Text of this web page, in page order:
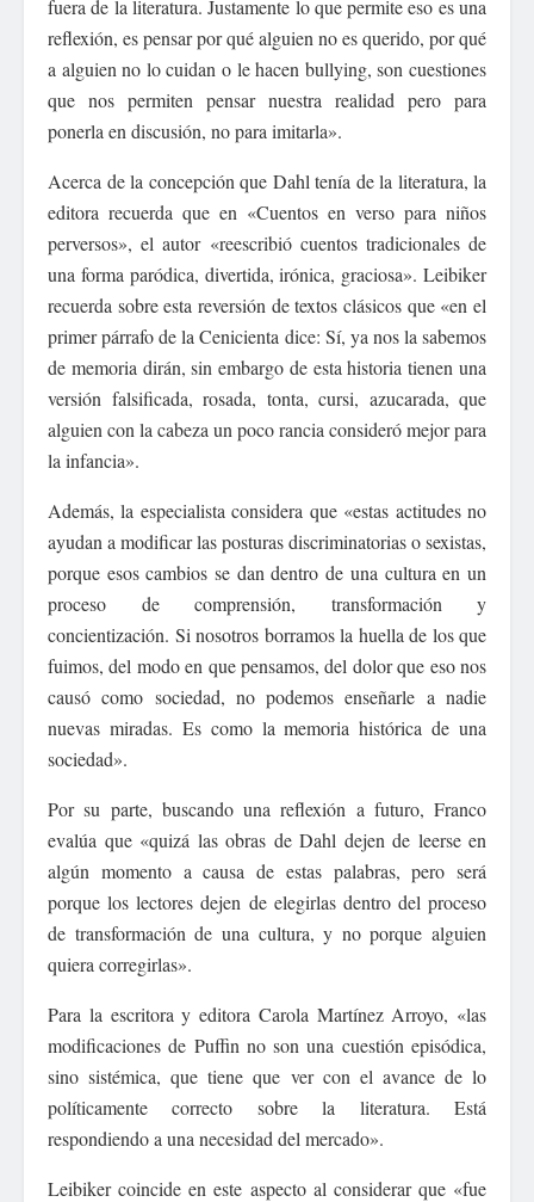
fuera de la literatura. Justamente lo que permite eso es una
reflexión, es pensar por qué alguien no es querido, por qué
a alguien no lo cuidan o le hacen bullying, son cuestiones
que nos permiten pensar nuestra realidad pero para
ponerla en discusión, no para imitarla».
Acerca de la concepción que Dahl tenía de la literatura, la
editora recuerda que en «Cuentos en verso para niños
perversos», el autor «reescribió cuentos tradicionales de
una forma paródica, divertida, irónica, graciosa». Leibiker
recuerda sobre esta reversión de textos clásicos que «en el
primer párrafo de la Cenicienta dice: Sí, ya nos la sabemos
de memoria dirán, sin embargo de esta historia tienen una
versión falsificada, rosada, tonta, cursi, azucarada, que
alguien con la cabeza un poco rancia consideró mejor para
la infancia».
Además, la especialista considera que «estas actitudes no
ayudan a modificar las posturas discriminatorias o sexistas,
porque esos cambios se dan dentro de una cultura en un
proceso de comprensión, transformación y
concientización. Si nosotros borramos la huella de los que
fuimos, del modo en que pensamos, del dolor que eso nos
causó como sociedad, no podemos enseñarle a nadie
nuevas miradas. Es como la memoria histórica de una
sociedad».
Por su parte, buscando una reflexión a futuro, Franco
evalúa que «quizá las obras de Dahl dejen de leerse en
algún momento a causa de estas palabras, pero será
porque los lectores dejen de elegirlas dentro del proceso
de transformación de una cultura, y no porque alguien
quiera corregirlas».
Para la escritora y editora Carola Martínez Arroyo, «las
modificaciones de Puffin no son una cuestión episódica,
sino sistémica, que tiene que ver con el avance de lo
políticamente correcto sobre la literatura. Está
respondiendo a una necesidad del mercado».
Leibiker coincide en este aspecto al considerar que «fue